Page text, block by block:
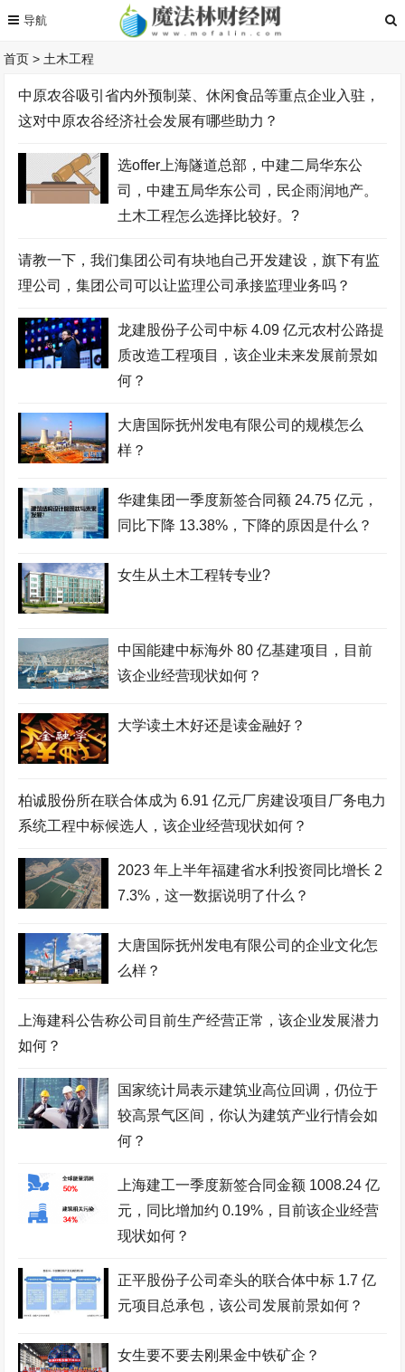
首页 > 土木工程
中原农谷吸引省内外预制菜、休闲食品等重点企业入驻，
这对中原农谷经济社会发展有哪些助力？
选offer上海隧道总部，中建二局华东公
司，中建五局华东公司，民企雨润地产。
土木工程怎么选择比较好。?
请教一下，我们集团公司有块地自己开发建设，旗下有监
理公司，集团公司可以让监理公司承接监理业务吗？
龙建股份子公司中标 4.09 亿元农村公路提
质改造工程项目，该企业未来发展前景如
何？
大唐国际抚州发电有限公司的规模怎么
样？
华建集团一季度新签合同额 24.75 亿元，
同比下降 13.38%，下降的原因是什么？
女生从土木工程转专业?
中国能建中标海外 80 亿基建项目，目前
该企业经营现状如何？
大学读土木好还是读金融好？
柏诚股份所在联合体成为 6.91 亿元厂房建设项目厂务电力
系统工程中标候选人，该企业经营现状如何？
2023 年上半年福建省水利投资同比增长 2
7.3%，这一数据说明了什么？
大唐国际抚州发电有限公司的企业文化怎
么样？
上海建科公告称公司目前生产经营正常，该企业发展潜力
如何？
国家统计局表示建筑业高位回调，仍位于
较高景气区间，你认为建筑产业行情会如
何？
上海建工一季度新签合同金额 1008.24 亿
元，同比增加约 0.19%，目前该企业经营
现状如何？
正平股份子公司牵头的联合体中标 1.7 亿
元项目总承包，该公司发展前景如何？
女生要不要去刚果金中铁矿企？